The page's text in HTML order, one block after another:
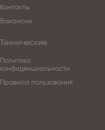
Контакты
Вакансии
Технические
Политика
конфиденциальности
Правила пользования